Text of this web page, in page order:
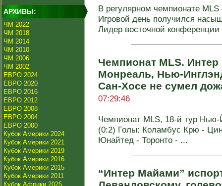
АРХИВЫ:
ЧМ 2022
ЧМ 2018
ЧМ 2014
ЧМ 2010
ЧМ 2006
ЧМ 2002
ЕВРО 2024
ЕВРО 2020
ЕВРО 2016
ЕВРО 2012
ЕВРО 2008
ЕВРО 2004
ЕВРО 2000
Кубок Америки 2024
Кубок Америки 2021
Кубок Америки 2019
Кубок Америки 2016
Кубок Америки 2015
Кубок Америки 2011
Кубок Африки 2025
В регулярном чемпионате
Игровой день получился
Лидер восточной
Чемпионат MLS.
Монреаль, Нью-
Сан-Хосе не сумел
07:29:46
Чемпионат MLS, 18-й тур
(0:2) Голы: Коламбус Крю -
Юнайтед - Торонто - ...
“Интер Майами”